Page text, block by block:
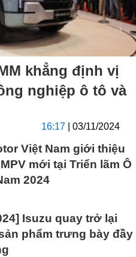
khẳng định vị
nghiệp ô tô và
16:17 | 03/11/2024
Việt Nam giới thiệu
mới tại Triển lãm Ô
2024
Isuzu quay trở lại
phẩm trưng bày đầy